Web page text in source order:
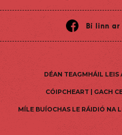
Bí linn ar
DÉAN TEAGMHÁIL LEIS
CÓIPCHEART | GACH
MÍLE BUÍOCHAS LE RÁIDIÓ NA